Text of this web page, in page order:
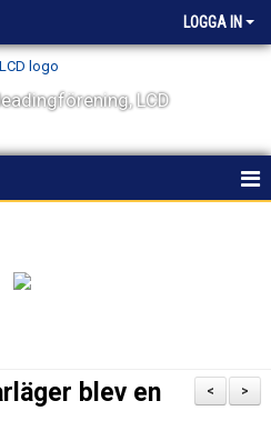
LOGGA IN
LCD
>
<
blev en